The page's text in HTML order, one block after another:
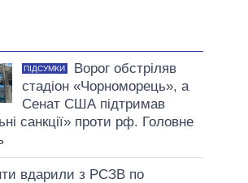
ПІДСУМКИ
Ворог обстріляв
стадіон «Чорноморець», а
Сенат США підтримав
санкції» проти рф. Головне
вдарили з РСЗВ по